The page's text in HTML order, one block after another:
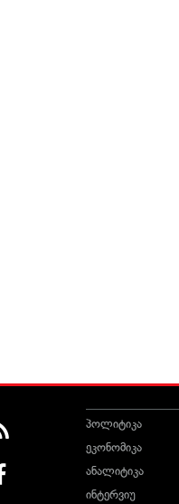
პოლიტიკა
ეკონომიკა
ანალიტიკა
ინტერვიუ